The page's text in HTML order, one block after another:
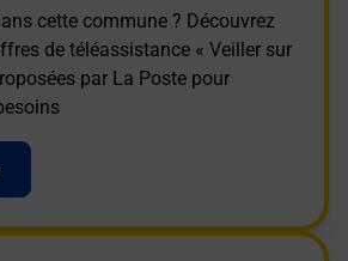
cette commune ? Découvrez
de téléassistance « Veiller sur
par La Poste pour